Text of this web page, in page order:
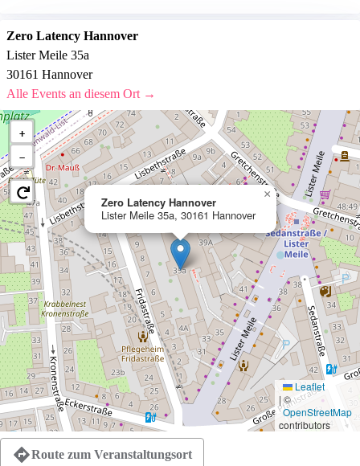
Zero Latency Hannover
Lister Meile 35a
30161 Hannover
Alle Events an diesem Ort →
Zero Latency Hannover
Lister Meile 35a, 30161 Hannover
×
+
−
Leaflet
| ©
OpenStreetMap
contributors
Route zum Veranstaltungsort